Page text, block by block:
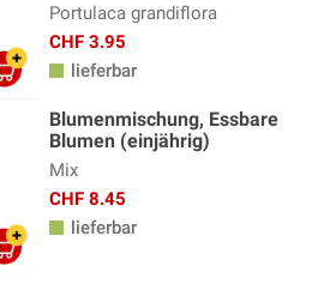
Portulaca grandiflora
CHF 3.95
lieferbar
Blumenmischung, Essbare
Blumen (einjährig)
Mix
CHF 8.45
lieferbar